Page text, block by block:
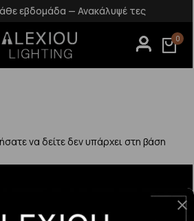
εβδομάδα — Ανακάλυψέ τες
0
να δείτε δεν υπάρχει στη βάση